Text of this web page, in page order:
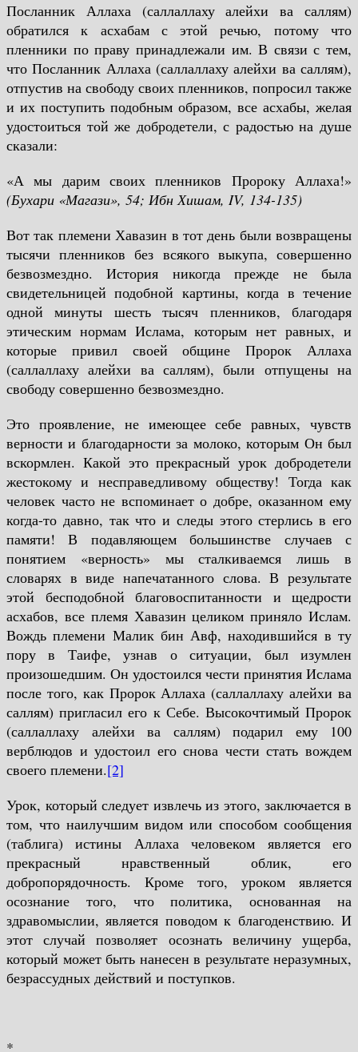
Посланник Аллаха (саллаллаху алейхи ва саллям)
обратился к асхабам с этой речью, потому что
пленники по праву принадлежали им. В связи с тем,
что Посланник Аллаха (саллаллаху алейхи ва саллям),
отпустив на свободу своих пленников, попросил также
и их поступить подобным образом, все асхабы, желая
удостоиться той же добродетели, с радостью на душе
сказали:
«А мы дарим своих пленников Пророку Аллаха!»
(Бухари «Магази», 54; Ибн Хишам, IV, 134-135)
Вот так племени Хавазин в тот день были возвращены
тысячи пленников без всякого выкупа, совершенно
безвозмездно. История никогда прежде не была
свидетельницей подобной картины, когда в течение
одной минуты шесть тысяч пленников, благодаря
этическим нормам Ислама, которым нет равных, и
которые привил своей общине Пророк Аллаха
(саллаллаху алейхи ва саллям), были отпущены на
свободу совершенно безвозмездно.
Это проявление, не имеющее себе равных, чувств
верности и благодарности за молоко, которым Он был
вскормлен. Какой это прекрасный урок добродетели
жестокому и несправедливому обществу! Тогда как
человек часто не вспоминает о добре, оказанном ему
когда-то давно, так что и следы этого стерлись в его
памяти! В подавляющем большинстве случаев с
понятием «верность» мы сталкиваемся лишь в
словарях в виде напечатанного слова. В результате
этой бесподобной благовоспитанности и щедрости
асхабов, все племя Хавазин целиком приняло Ислам.
Вождь племени Малик бин Авф, находившийся в ту
пору в Таифе, узнав о ситуации, был изумлен
произошедшим. Он удостоился чести принятия Ислама
после того, как Пророк Аллаха (саллаллаху алейхи ва
саллям) пригласил его к Себе. Высокочтимый Пророк
(саллаллаху алейхи ва саллям) подарил ему 100
верблюдов и удостоил его снова чести стать вождем
своего племени.[2]
Урок, который следует извлечь из этого, заключается в
том, что наилучшим видом или способом сообщения
(таблига) истины Аллаха человеком является его
прекрасный нравственный облик, его
добропорядочность. Кроме того, уроком является
осознание того, что политика, основанная на
здравомыслии, является поводом к благоденствию. И
этот случай позволяет осознать величину ущерба,
который может быть нанесен в результате неразумных,
безрассудных действий и поступков.
*